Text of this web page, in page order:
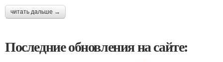
читать дальше →
Последние обновления на сайте: